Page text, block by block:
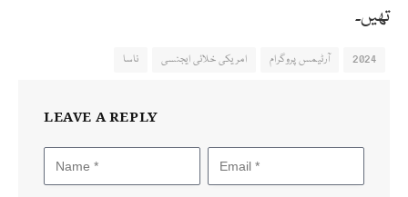
تھیں۔
2024 آرٹیمس پروگرام امریکی خلائی ایجنسی ناسا
LEAVE A REPLY